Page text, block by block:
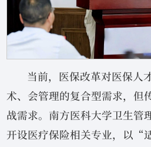
当前，医保改革对医保人
术、会管理的复合型需求，但
战需求。南方医科大学卫生管
开设医疗保险相关专业，以“